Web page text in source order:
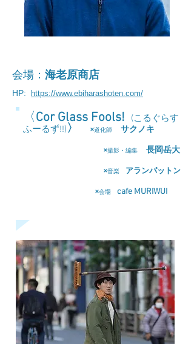
会場： 海老原商店
HP: https://www.ebiharashoten.com/
​〈Cor Glass Fools!
(こるぐらす
ふーるず!!)〉 ×道化師
サクノキ
×撮影・編集
長岡岳大
×音楽 アランパットン
×会場 cafe MURIWUI